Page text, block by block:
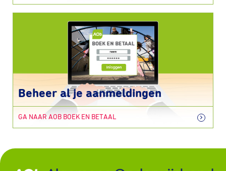
Beheer al je aanmeldingen
GA NAAR AOB BOEK EN BETAAL